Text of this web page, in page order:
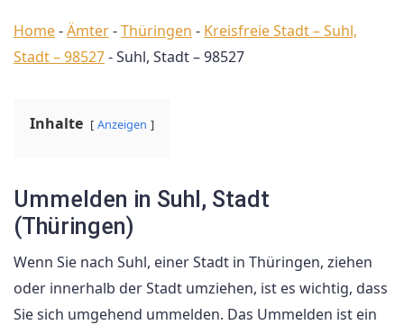
Home-Ämter-Thüringen - Kreisfreie Stadt – Suhl,
Stadt – 98527-Suhl, Stadt – 98527
Inhalte Anzeigen
Ummelden in Suhl, Stadt
(Thüringen)
Wenn Sie nach Suhl, einer Stadt in Thüringen, ziehen
oder innerhalb der Stadt umziehen, ist es wichtig, dass
Sie sich umgehend ummelden. Das Ummelden ist ein